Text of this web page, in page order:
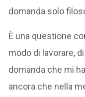
domanda solo
È una questione
modo di lavorare,
domanda che mi
ancora che nella